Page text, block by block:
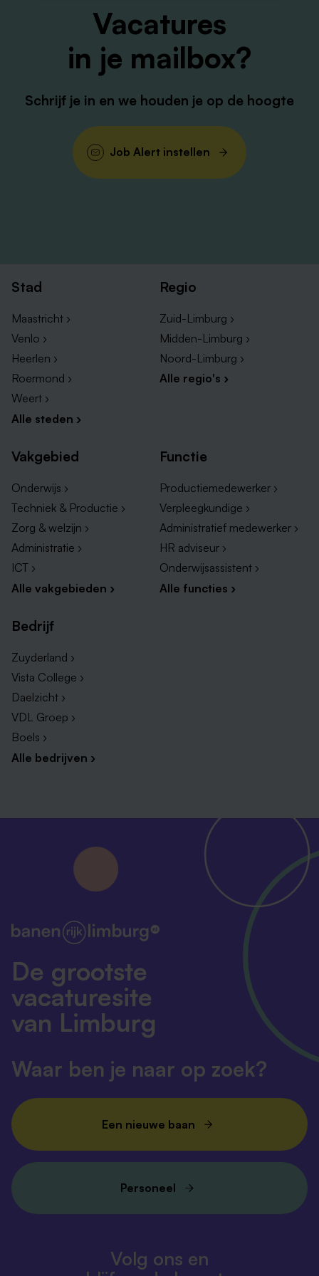
Vacatures
in je mailbox?
Schrijf je in en we houden je op de hoogte
Job Alert instellen
Stad
Maastricht ›
Venlo ›
Heerlen ›
Roermond ›
Weert ›
Alle steden ›
Regio
Zuid-Limburg ›
Midden-Limburg ›
Noord-Limburg ›
Alle regio's ›
Vakgebied
Onderwijs ›
Techniek & Productie ›
Zorg & welzijn ›
Administratie ›
ICT ›
Alle vakgebieden ›
Functie
Productiemedewerker ›
Verpleegkundige ›
Administratief medewerker ›
HR adviseur ›
Onderwijsassistent ›
Alle functies ›
Bedrijf
Zuyderland ›
Vista College ›
Daelzicht ›
VDL Groep ›
Boels ›
Alle bedrijven ›
De grootste
vacaturesite
van Limburg
Waar ben je naar op zoek?
Een nieuwe baan
Personeel
Volg ons en